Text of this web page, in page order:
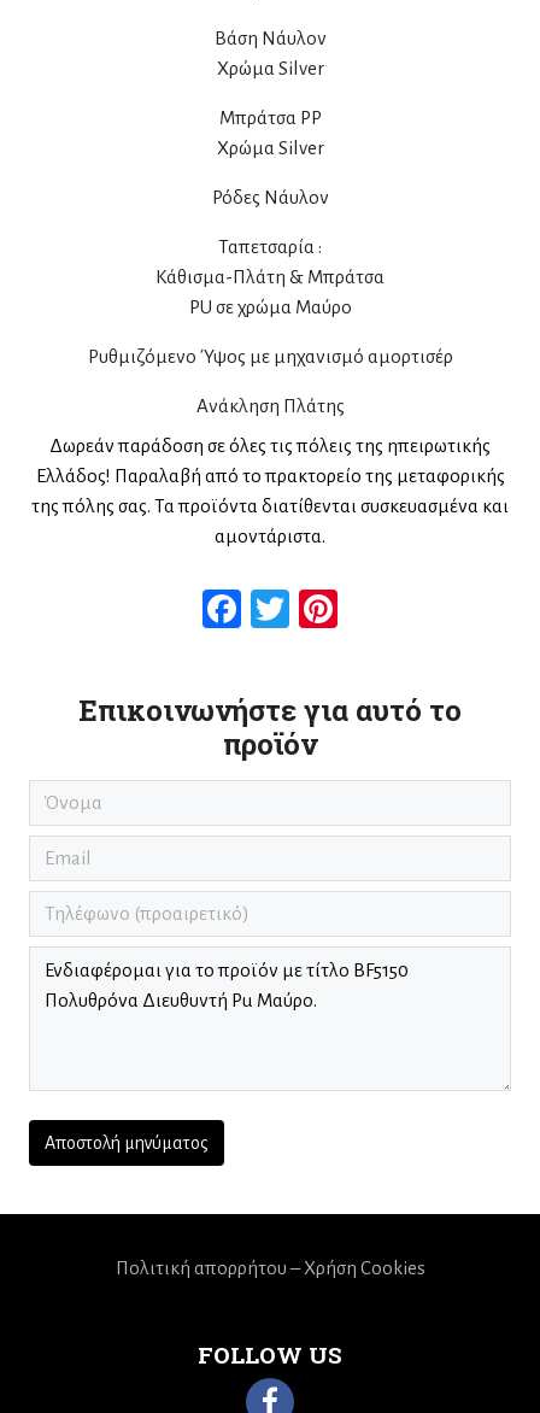
Βάση Νάυλον
Χρώμα Silver
Μπράτσα PP
Χρώμα Silver
Ρόδες Νάυλον
Ταπετσαρία :
Κάθισμα-Πλάτη & Μπράτσα
PU σε χρώμα Μαύρο
Ρυθμιζόμενο Ύψος με μηχανισμό αμορτισέρ
Ανάκληση Πλάτης
Δωρεάν παράδοση σε όλες τις πόλεις της ηπειρωτικής
Ελλάδος! Παραλαβή από το πρακτορείο της μεταφορικής
της πόλης σας. Τα προϊόντα διατίθενται συσκευασμένα και
αμοντάριστα.
Facebook
Twitter
Επικοινωνήστε για αυτό το
προϊόν
FOLLOW US
Πολιτική απορρήτου – Χρήση Cookies